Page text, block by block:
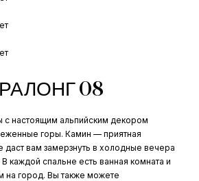
08
с настоящим альпийским декором
горы. Камин — приятная
даст вам замерзнуть в холодные вечера
каждой спальне есть ванная комната и
на город. Вы также можете